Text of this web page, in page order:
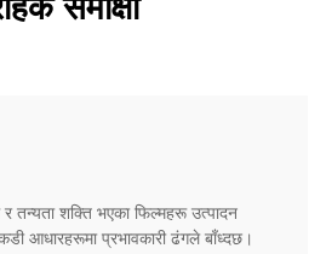
तन्यता शक्ति भएका फिल्महरू उत्पादन
आधारहरूमा प्रभावकारी ढंगले बाँध्दछ।